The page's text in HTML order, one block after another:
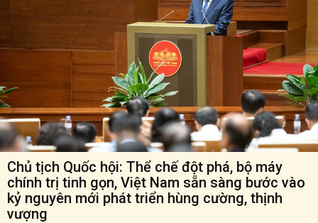
Chủ tịch Quốc hội: Thể chế đột phá, bộ máy
chính trị tinh gọn, Việt Nam sẵn sàng bước vào
kỷ nguyên mới phát triển hùng cường, thịnh
vượng